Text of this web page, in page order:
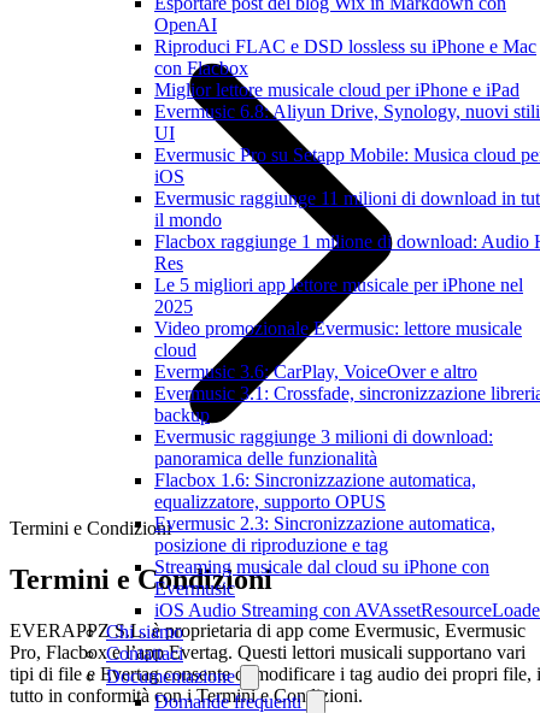
OpenAI
Riproduci FLAC e DSD lossless su iPhone e Mac
con Flacbox
Miglior lettore musicale cloud per iPhone e iPad
Evermusic 6.8: Aliyun Drive, Synology, nuovi stili
UI
Evermusic Pro su Setapp Mobile: Musica cloud
iOS
Evermusic raggiunge 11 milioni di download in
il mondo
Flacbox raggiunge 1 milione di download: Audio
Res
Le 5 migliori app lettore musicale per iPhone nel
2025
Video promozionale Evermusic: lettore musicale
cloud
Evermusic 3.6: CarPlay, VoiceOver e altro
Evermusic 3.1: Crossfade, sincronizzazione
backup
Evermusic raggiunge 3 milioni di download:
panoramica delle funzionalità
Flacbox 1.6: Sincronizzazione automatica,
equalizzatore, supporto OPUS
Evermusic 2.3: Sincronizzazione automatica,
posizione di riproduzione e tag
Streaming musicale dal cloud su iPhone con
Evermusic
iOS Audio Streaming con
Chi siamo
Contattaci
Documentazione
Domande frequenti
Termini e Condizioni
Termini e Condizioni
EVERAPPZ S.L. è proprietaria di app come Evermusic, Evermusic
Pro, Flacbox e l’app Evertag. Questi lettori musicali supportano vari
tipi di file e Evertag consente di modificare i tag audio dei propri file,
tutto in conformità con i Termini e Condizioni.